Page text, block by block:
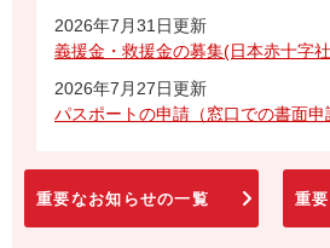
2026年7月31日更新
義援金・救援金の募集(日本赤十字
2026年7月27日更新
パスポートの申請（窓口での書面申
重要なお知らせの一覧 重